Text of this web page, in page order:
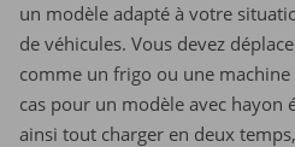
un modèle adapté à votre
de véhicules. Vous devez
comme un frigo ou une machine
cas pour un modèle avec hayon
ainsi tout charger en deux